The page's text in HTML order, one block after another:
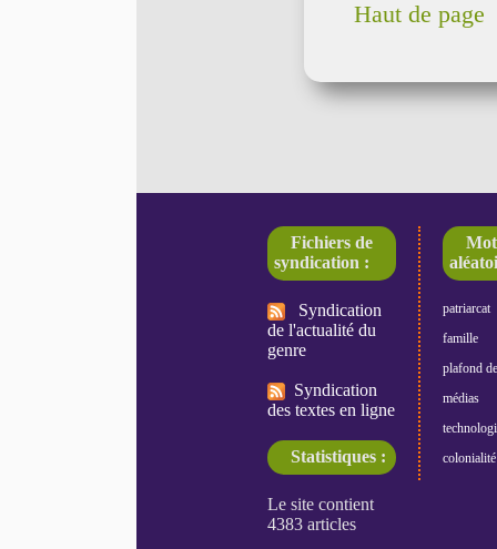
Haut de page
Fichiers de
syndication :
Syndication
de l'actualité du
genre
Syndication
des textes en ligne
Statistiques :
patriarcat
famille
plafond
médias
colonialité